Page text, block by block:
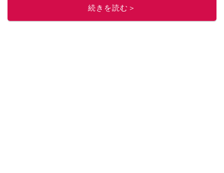
このイチオシストの他の記事を読む
続きを読む＞